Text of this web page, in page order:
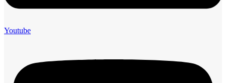
Youtube